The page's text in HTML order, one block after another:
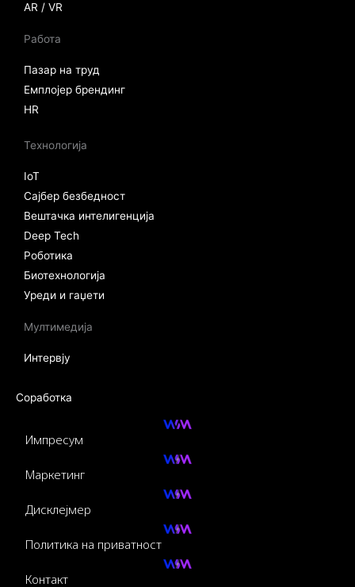
AR / VR
Работа
Пазар на труд
Емплојер брендинг
HR
Технологија
IoT
Сајбер безбедност
Вештачка интелигенција
Deep Tech
Роботика
Биотехнологија
Уреди и гаџети
Мултимедија
Интервју
Соработка
Импресум
Маркетинг
Дисклејмер
Политика на приватност
Контакт